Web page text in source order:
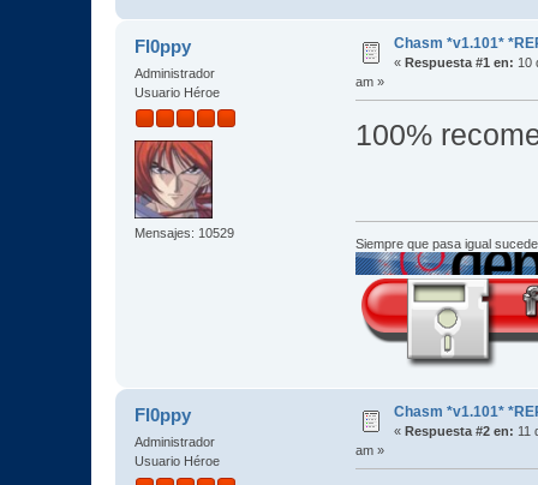
Fl0ppy
Administrador
Usuario Héroe
Mensajes: 10529
Chasm *v1.101*
« Respuesta #1 en: 10
am »
100%
Siempre que pasa igual
Fl0ppy
Administrador
Usuario Héroe
Chasm *v1.101*
« Respuesta #2 en: 11
am »